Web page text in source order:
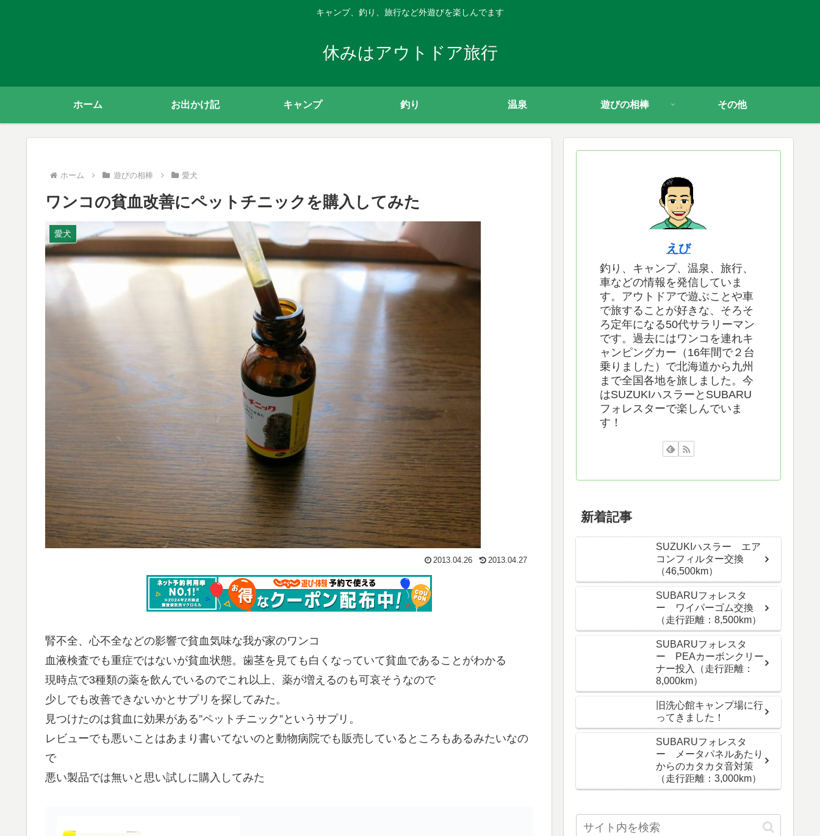
キャンプ、釣り、旅行など外遊びを楽しんでます
休みはアウトドア旅行
ホーム お出かけ記 キャンプ 釣り 温泉 遊びの相棒 その他
ホーム 遊びの相棒 愛犬
ワンコの貧血改善にペットチニックを購入してみた
愛犬
2013.04.26 2013.04.27
腎不全、心不全などの影響で貧血気味な我が家のワンコ
血液検査でも重症ではないが貧血状態。歯茎を見ても白くなっていて貧血であることがわかる
現時点で3種類の薬を飲んでいるのでこれ以上、薬が増えるのも可哀そうなので
少しでも改善できないかとサプリを探してみた。
見つけたのは貧血に効果がある”ペットチニック”というサプリ。
レビューでも悪いことはあまり書いてないのと動物病院でも販売しているところもあるみたいなの
で
悪い製品では無いと思い試しに購入してみた
えび
釣り、キャンプ、温泉、旅行、
車などの情報を発信していま
す。アウトドアで遊ぶことや車
で旅することが好きな、そろそ
ろ定年になる50代サラリーマン
です。過去にはワンコを連れキ
ャンピングカー（16年間で２台
乗りました）で北海道から九州
まで全国各地を旅しました。今
はSUZUKIハスラーとSUBARU
フォレスターで楽しんでいま
す！
新着記事
SUZUKIハスラー エア
コンフィルター交換
（46,500km）
SUBARUフォレスタ
ー ワイパーゴム交換
（走行距離：8,500km）
SUBARUフォレスタ
ー PEAカーボンクリー
ナー投入（走行距離：
8,000km）
旧洗心館キャンプ場に行
ってきました！
SUBARUフォレスタ
ー メータパネルあたり
からのカタカタ音対策
（走行距離：3,000km）